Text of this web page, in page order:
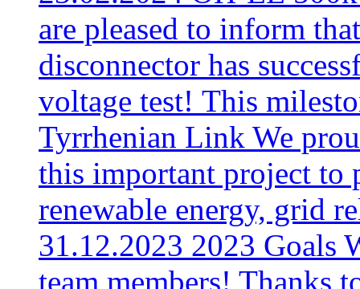
are pleased to inform
disconnector has
voltage test! This
Tyrrhenian Link We
this important project to
renewable energy, grid
31.12.2023 2023 Goals
team members! Thanks